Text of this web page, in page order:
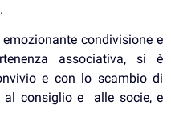
condivisione e
associativa, si è
e con lo scambio di
al consiglio e alle socie, e